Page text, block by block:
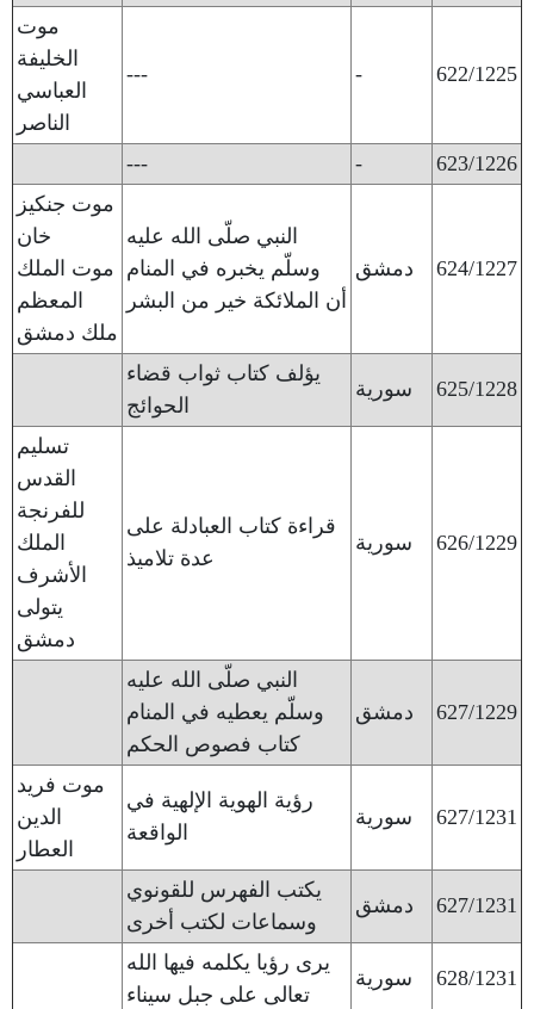
622/1225
-
---
موت
الخليفة
العباسي
الناصر
623/1226
-
---
624/1227 دمشق
النبي صلّى الله عليه
وسلّم يخبره في المنام
أن الملائكة خير من البشر
موت جنكيز
خان
موت الملك
المعظم
ملك دمشق
625/1228 سورية
يؤلف كتاب ثواب قضاء
الحوائج
626/1229 سورية
قراءة كتاب العبادلة على
عدة تلاميذ
تسليم
القدس
للفرنجة
الملك
الأشرف
يتولى
دمشق
627/1229 دمشق
النبي صلّى الله عليه
وسلّم يعطيه في المنام
كتاب فصوص الحكم
627/1231 سورية
رؤية الهوية الإلهية في
الواقعة
موت فريد
الدين
العطار
627/1231 دمشق
يكتب الفهرس للقونوي
وسماعات لكتب أخرى
628/1231 سورية
يرى رؤيا يكلمه فيها الله
تعالى على جبل سيناء